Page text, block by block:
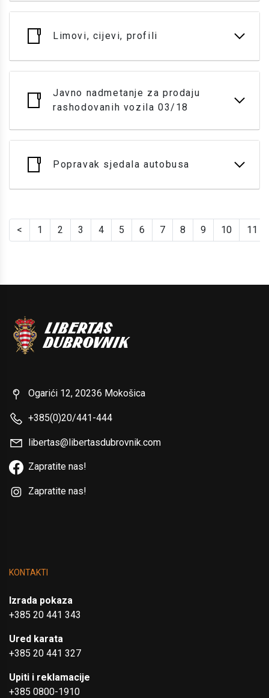
Limovi, cijevi, profili
Javno nadmetanje za prodaju
rashodovanih vozila 03/18
Popravak sjedala autobusa
< 1 2 3 4 5 6 7 8 9 10 11
Ogarići 12, 20236 Mokošica
+385(0)20/441-444
libertas@libertasdubrovnik.com
Zapratite nas!
Zapratite nas!
KONTAKTI
Izrada pokaza
+385 20 441 343
Ured karata
+385 20 441 327
Upiti i reklamacije
+385 0800-1910